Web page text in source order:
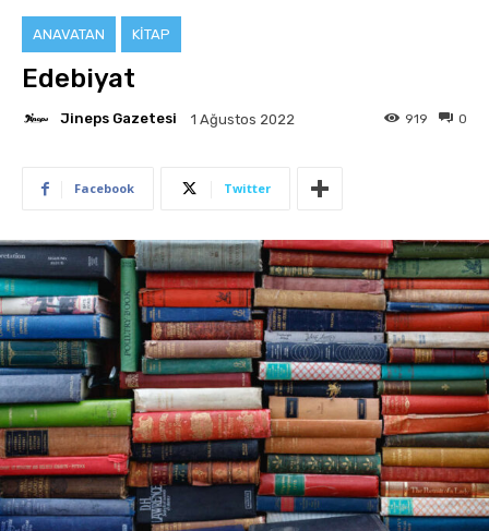
ANAVATAN KITAP
Edebiyat
Jineps Gazetesi 1 Ağustos 2022 0
919
Facebook Twitter